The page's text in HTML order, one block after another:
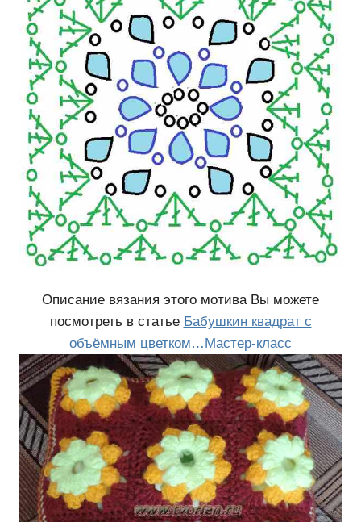
Описание вязания этого мотива Вы можете
посмотреть в статье Бабушкин квадрат с
объёмным цветком…Мастер-класс